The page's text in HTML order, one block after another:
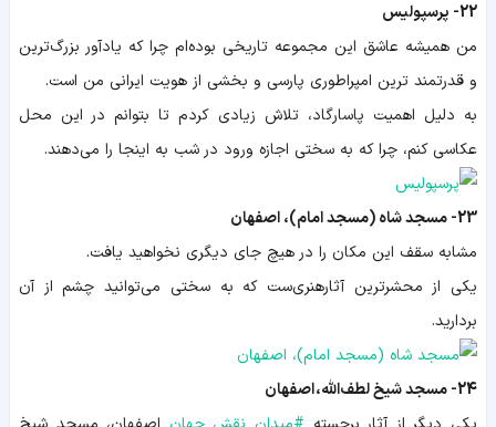
22- پرسپولیس
من همیشه عاشق این مجموعه تاریخی بوده‌ام چرا که یادآور بزرگ‌ترین
و قدرتمند ترین امپراطوری پارسی و بخشی از هویت ایرانی من است.
به دلیل اهمیت پاسارگاد، تلاش زیادی کردم تا بتوانم در این محل
عکاسی کنم، چرا که به سختی اجازه ورود در شب به اینجا را می‌دهند.
23- مسجد شاه (مسجد امام)، اصفهان
مشابه سقف این مکان را در هیچ جای دیگری نخواهید یافت.
یکی از محشرترین آثارهنری‌ست که به سختی می‌توانید چشم از آن
بردارید.
24- مسجد شیخ لطف‌الله، اصفهان